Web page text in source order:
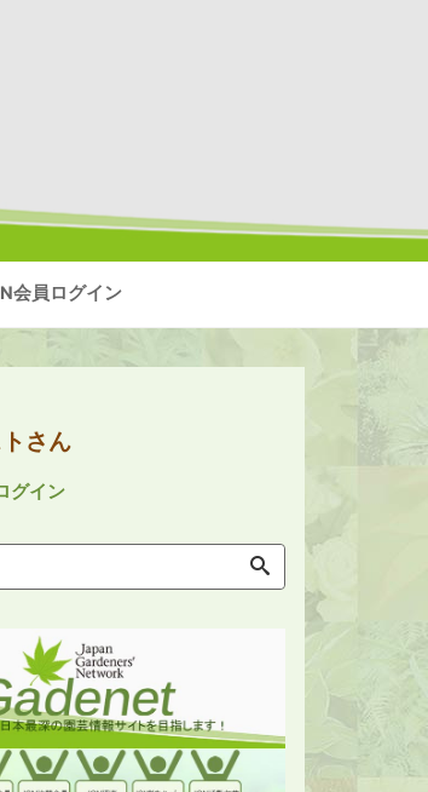
会員ログイン
さん
グイン